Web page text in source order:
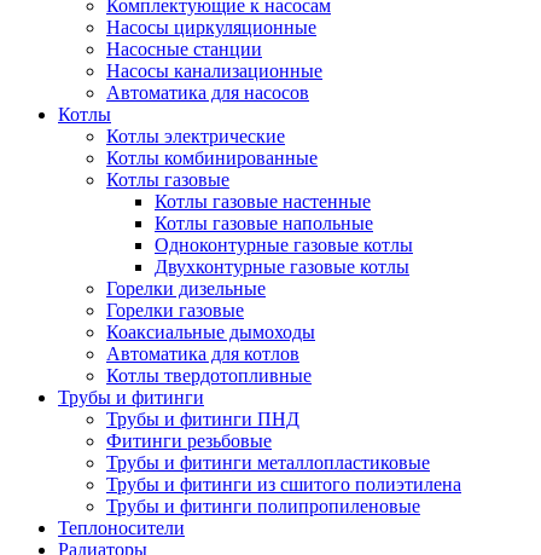
Комплектующие к насосам
Насосы циркуляционные
Насосные станции
Насосы канализационные
Автоматика для насосов
Котлы
Котлы электрические
Котлы комбинированные
Котлы газовые
Котлы газовые настенные
Котлы газовые напольные
Одноконтурные газовые котлы
Двухконтурные газовые котлы
Горелки дизельные
Горелки газовые
Коаксиальные дымоходы
Автоматика для котлов
Котлы твердотопливные
Трубы и фитинги
Трубы и фитинги ПНД
Фитинги резьбовые
Трубы и фитинги металлопластиковые
Трубы и фитинги из сшитого полиэтилена
Трубы и фитинги полипропиленовые
Теплоносители
Радиаторы